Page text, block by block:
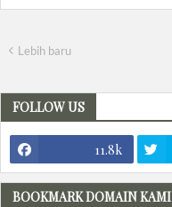
Lebih baru
FOLLOW US
11.8k
BOOKMARK DOMAIN KAMI